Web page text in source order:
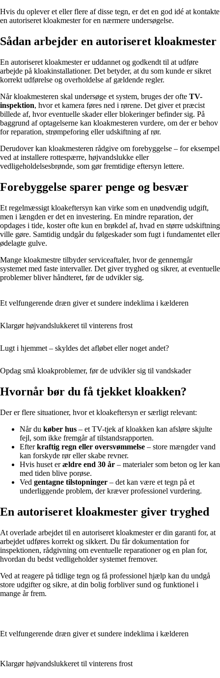
Hvis du oplever et eller flere af disse tegn, er det en god idé at kontakte
en autoriseret kloakmester for en nærmere undersøgelse.
Sådan arbejder en autoriseret kloakmester
En autoriseret kloakmester er uddannet og godkendt til at udføre
arbejde på kloakinstallationer. Det betyder, at du som kunde er sikret
korrekt udførelse og overholdelse af gældende regler.
Når kloakmesteren skal undersøge et system, bruges der ofte TV-
inspektion, hvor et kamera føres ned i rørene. Det giver et præcist
billede af, hvor eventuelle skader eller blokeringer befinder sig. På
baggrund af optagelserne kan kloakmesteren vurdere, om der er behov
for reparation, strømpeforing eller udskiftning af rør.
Derudover kan kloakmesteren rådgive om forebyggelse – for eksempel
ved at installere rottespærre, højvandslukke eller
vedligeholdelsesbrønde, som gør fremtidige eftersyn lettere.
Forebyggelse sparer penge og besvær
Et regelmæssigt kloakeftersyn kan virke som en unødvendig udgift,
men i længden er det en investering. En mindre reparation, der
opdages i tide, koster ofte kun en brøkdel af, hvad en større udskiftning
ville gøre. Samtidig undgår du følgeskader som fugt i fundamentet eller
ødelagte gulve.
Mange kloakmestre tilbyder serviceaftaler, hvor de gennemgår
systemet med faste intervaller. Det giver tryghed og sikrer, at eventuelle
problemer bliver håndteret, før de udvikler sig.
Et velfungerende dræn giver et sundere indeklima i kælderen
Klargør højvandslukkeret til vinterens frost
Lugt i hjemmet – skyldes det afløbet eller noget andet?
Opdag små kloakproblemer, før de udvikler sig til vandskader
Hvornår bør du få tjekket kloakken?
Der er flere situationer, hvor et kloakeftersyn er særligt relevant:
Når du køber hus – et TV-tjek af kloakken kan afsløre skjulte
fejl, som ikke fremgår af tilstandsrapporten.
Efterkraftig regn eller oversvømmelse – store mængder vand
kan forskyde rør eller skabe revner.
Hvis huset erældre end 30 år – materialer som beton og ler kan
med tiden blive porøse.
Ved gentagne tilstopninger – det kan være et tegn på et
underliggende problem, der kræver professionel vurdering.
En autoriseret kloakmester giver tryghed
At overlade arbejdet til en autoriseret kloakmester er din garanti for, at
arbejdet udføres korrekt og sikkert. Du får dokumentation for
inspektionen, rådgivning om eventuelle reparationer og en plan for,
hvordan du bedst vedligeholder systemet fremover.
Ved at reagere på tidlige tegn og få professionel hjælp kan du undgå
store udgifter og sikre, at din bolig forbliver sund og funktionel i
mange år frem.
Et velfungerende dræn giver et sundere indeklima i kælderen
Klargør højvandslukkeret til vinterens frost